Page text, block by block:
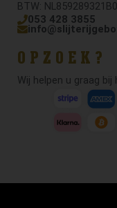
BTW:
053 428 3855
OPZOEK?
Wij helpen u graag